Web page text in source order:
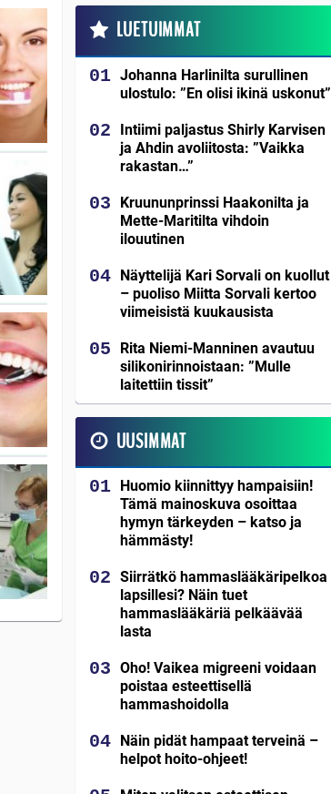
LUETUIMMAT
Johanna Harlinilta surullinen
ulostulo: ”En olisi ikinä uskonut”
Intiimi paljastus Shirly Karvisen
ja Ahdin avoliitosta: ”Vaikka
rakastan…”
Kruununprinssi Haakonilta ja
Mette-Maritilta vihdoin
ilouutinen
Näyttelijä Kari Sorvali on kuollut
– puoliso Miitta Sorvali kertoo
viimeisistä kuukausista
Rita Niemi-Manninen avautuu
silikonirinnoistaan: ”Mulle
laitettiin tissit”
UUSIMMAT
Huomio kiinnittyy hampaisiin!
Tämä mainoskuva osoittaa
hymyn tärkeyden – katso ja
hämmästy!
Siirrätkö hammaslääkäripelkoa
lapsillesi? Näin tuet
hammaslääkäriä pelkäävää
lasta
Oho! Vaikea migreeni voidaan
poistaa esteettisellä
hammashoidolla
Näin pidät hampaat terveinä –
helpot hoito-ohjeet!